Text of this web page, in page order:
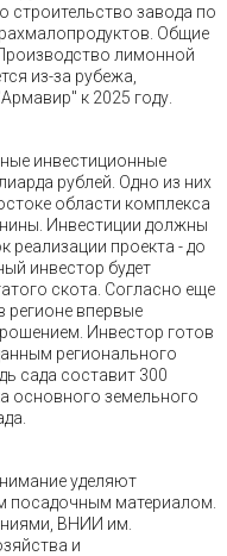
завода по
Общие
лимонной
из-за рубежа,
к 2025 году.
инвестиционные
рублей. Одно из них
области комплекса
Инвестиции должны
реализации проекта - до
инвестор будет
скота. Согласно еще
впервые
Инвестор готов
регионального
сада составит 300
основного земельного
уделяют
посадочным материалом.
ВНИИ им.
и